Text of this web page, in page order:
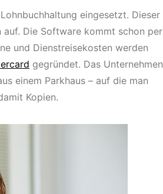
eingesetzt. Dieser
Die Software kommt schon per
und Dienstreisekosten werden
gegründet. Das Unternehmen
einem Parkhaus – auf die man
Kopien.